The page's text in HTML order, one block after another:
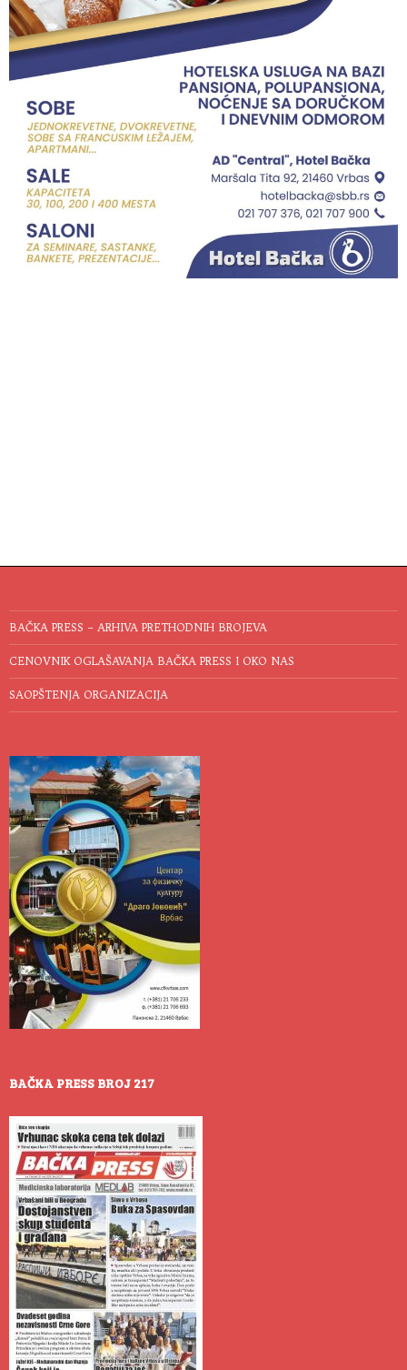
BAČKA PRESS – ARHIVA PRETHODNIH BROJEVA
CENOVNIK OGLAŠAVANJA BAČKA PRESS I OKO NAS
SAOPŠTENJA ORGANIZACIJA
BAČKA PRESS BROJ 217